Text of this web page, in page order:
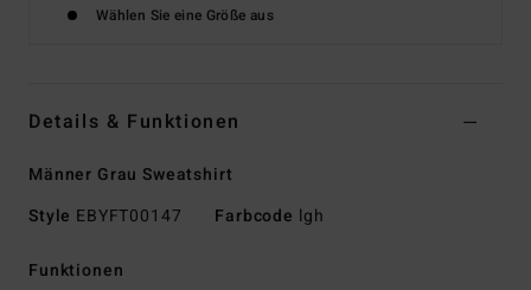
Wählen Sie eine Größe aus
Details & Funktionen
Männer Grau Sweatshirt
Style EBYFT00147 Farbcode lgh
Funktionen